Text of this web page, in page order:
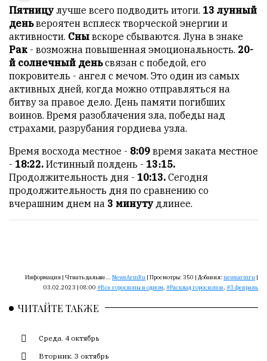
Пользователей:
0
НАШИ
ПРАВИЛА
Тонкие
материалы
для
независимо
мыслящих.
Сайт
обновляется
душой.
Редакция
не
авторские
Пятницулучше всего подводить итоги. 13 лунный
деньвероятен всплеск творческой энергии и
активности. Сны вскоре сбываются. Луна в знаке
Рак - возможна повышенная эмоциональность. 20-
й солнечный деньсвязан с победой, его
покровитель - ангел с мечом. Это один из самых
активных дней, когда можно отправляться на
битву за правое дело. День памяти погибших
воинов. Время разоблачения зла, победы над
страхами, разрубания гордиева узла.
Время восхода местное - 8:09 время заката местное
- 18:22. Истинный полдень - 13։15.
Продолжительность дня - 10:13. Сегодня
продолжительность дня по сравнению со
вчерашним днем на 3 минутудлинее.
Информация | Чтиать дальше... NewsArmRu | Просмотры: 350 | Добавил: newsarmru |
03.02.2023 | 08:00
Все гороскопы в одном, Расклад гороскопов, 3 февраль
ЧИТАЙТЕ ТАКЖЕ
Среда. 4 октябрь
Вторник. 3 октябрь